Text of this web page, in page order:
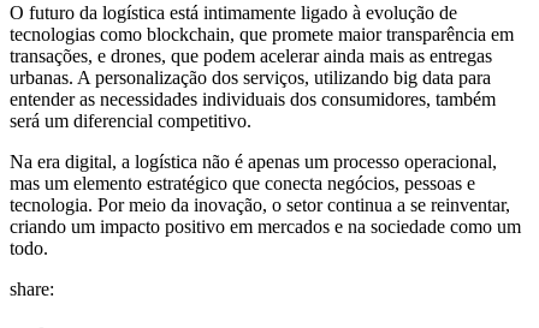
O futuro da logística está intimamente ligado à evolução de
tecnologias como blockchain, que promete maior transparência em
transações, e drones, que podem acelerar ainda mais as entregas
urbanas. A personalização dos serviços, utilizando big data para
entender as necessidades individuais dos consumidores, também
será um diferencial competitivo.
Na era digital, a logística não é apenas um processo operacional,
mas um elemento estratégico que conecta negócios, pessoas e
tecnologia. Por meio da inovação, o setor continua a se reinventar,
criando um impacto positivo em mercados e na sociedade como um
todo.
share: